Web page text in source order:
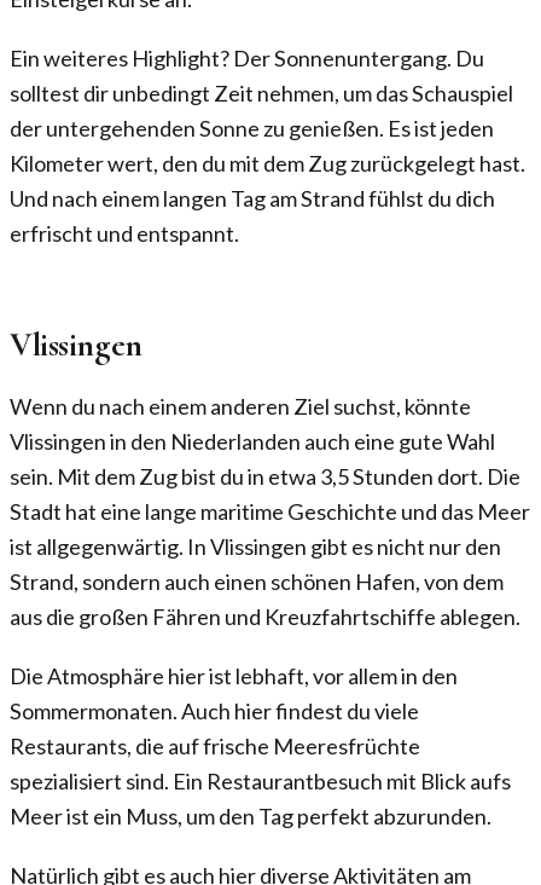
Ein weiteres Highlight? Der Sonnenuntergang. Du
solltest dir unbedingt Zeit nehmen, um das Schauspiel
der untergehenden Sonne zu genießen. Es ist jeden
Kilometer wert, den du mit dem Zug zurückgelegt hast.
Und nach einem langen Tag am Strand fühlst du dich
erfrischt und entspannt.
Vlissingen
Wenn du nach einem anderen Ziel suchst, könnte
Vlissingen in den Niederlanden auch eine gute Wahl
sein. Mit dem Zug bist du in etwa 3,5 Stunden dort. Die
Stadt hat eine lange maritime Geschichte und das Meer
ist allgegenwärtig. In Vlissingen gibt es nicht nur den
Strand, sondern auch einen schönen Hafen, von dem
aus die großen Fähren und Kreuzfahrtschiffe ablegen.
Die Atmosphäre hier ist lebhaft, vor allem in den
Sommermonaten. Auch hier findest du viele
Restaurants, die auf frische Meeresfrüchte
spezialisiert sind. Ein Restaurantbesuch mit Blick aufs
Meer ist ein Muss, um den Tag perfekt abzurunden.
Natürlich gibt es auch hier diverse Aktivitäten am